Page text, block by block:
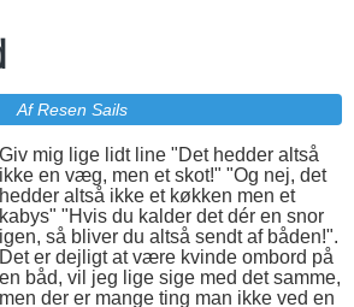
Af Resen Sails
Giv mig lige lidt line "Det hedder altså
ikke en væg, men et skot!" "Og nej, det
hedder altså ikke et køkken men et
kabys" "Hvis du kalder det dér en snor
igen, så bliver du altså sendt af båden!".
Det er dejligt at være kvinde ombord på
en båd, vil jeg lige sige med det samme,
men der er mange ting man ikke ved en